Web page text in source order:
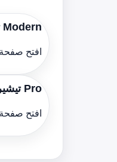
Modern تيشيرت برقبة دائرية الإمارات
افتح
Pro تيشيرت برقبة دائرية الإمارات
افتح